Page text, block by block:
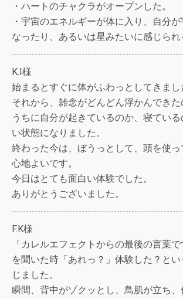
・ハートのチャクラがオープンした。
・宇宙のエネルギーが体に入り、自分
なったり、あるいは星みたいに感じられ
K.I様
始まるとすぐに体がふわっとしてきまし
それから、雑念がどんどん浮かんでき
うちに自分が起きているのか、寝てい
い状態になりました。
終わった今は、ぼうっとして、頭を使
心地よいです。
今日はとても面白い体験でした。
ありがとうございました。
F.K様
「カレルエフェクトからの最後の言葉
を聞いた時「あれっ？」体験した？と
じました。
瞬間、背中がゾクッとし、鳥肌が立ち